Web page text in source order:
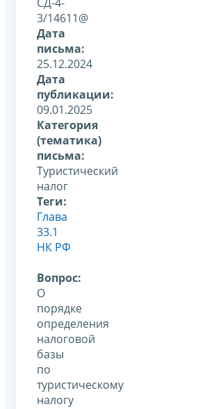
3/14611@
Дата
письма:
25.12.2024
Дата
публикации:
09.01.2025
Категория
(тематика)
письма:
Туристический
налог
Теги:
Глава
33.1
НК РФ
Вопрос:
О
порядке
определения
налоговой
базы
по
туристическому
налогу